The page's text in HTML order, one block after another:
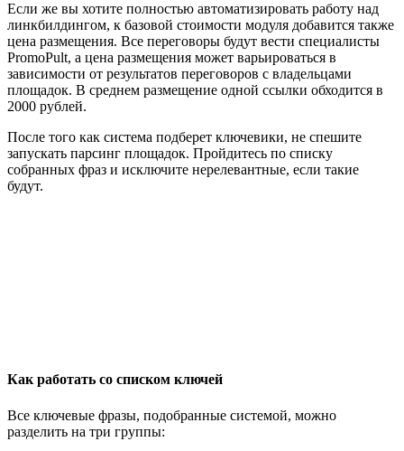
Если же вы хотите полностью автоматизировать работу над
линкбилдингом, к базовой стоимости модуля добавится также
цена размещения. Все переговоры будут вести специалисты
PromoPult, а цена размещения может варьироваться в
зависимости от результатов переговоров с владельцами
площадок. В среднем размещение одной ссылки обходится в
2000 рублей.
После того как система подберет ключевики, не спешите
запускать парсинг площадок. Пройдитесь по списку
собранных фраз и исключите нерелевантные, если такие
будут.
Как работать со списком ключей
Все ключевые фразы, подобранные системой, можно
разделить на три группы: